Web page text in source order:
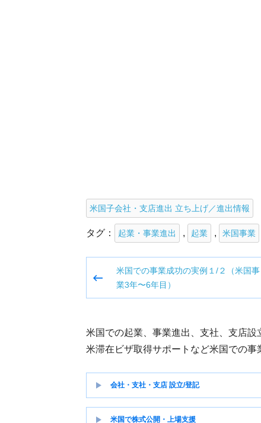
米国子会社・支店進出 立ち上げ／進出情報
タグ： 起業・事業進出 , 起業 , 米国事業
稿
ナ
ゲ
ー
ン
米国での事業成功の実例１/２（米国事
業3年〜6年目）
米国での起業、事業進出、支社、支店設
米滞在ビザ取得サポートなど米国での事
会社・支社・支店 設立/登記
米国で株式公開・上場支援